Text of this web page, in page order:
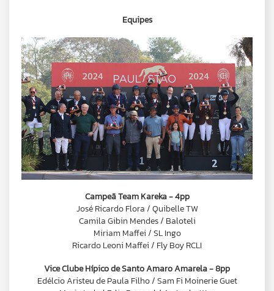
Equipes
Campeã Team Kareka - 4pp
José Ricardo Flora / Quibelle TW
Camila Gibin Mendes / Baloteli
Miriam Maffei / SL Ingo
Ricardo Leoni Maffei / Fly Boy RCLI
Vice Clube Hípico de Santo Amaro Amarela - 8pp
Edélcio Aristeu de Paula Filho / Sam Fi Moinerie Guet